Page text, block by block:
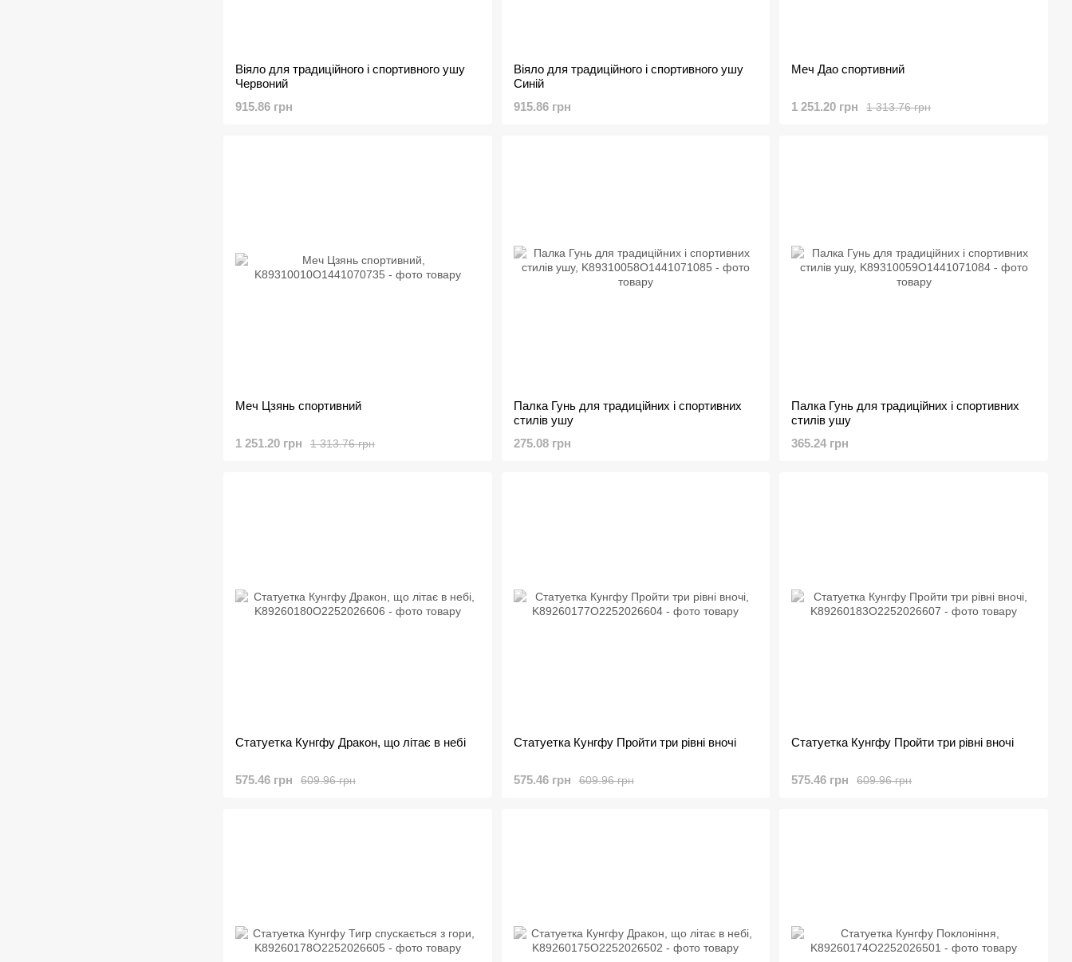
Віяло для традиційного і спортивного ушу
Червоний
915.86 грн
Віяло для традиційного і спортивного ушу
Синій
915.86 грн
Меч Дао спортивний
1 313.76 грн
1 251.20 грн
Меч Цзянь спортивний
1 313.76 грн
1 251.20 грн
Палка Гунь для традиційних і спортивних
стилів ушу
275.08 грн
Палка Гунь для традиційних і спортивних
стилів ушу
365.24 грн
Статуетка Кунгфу Дракон, що літає в небі
609.96 грн
575.46 грн
Статуетка Кунгфу Пройти три рівні вночі
609.96 грн
575.46 грн
Статуетка Кунгфу Пройти три рівні вночі
609.96 грн
575.46 грн